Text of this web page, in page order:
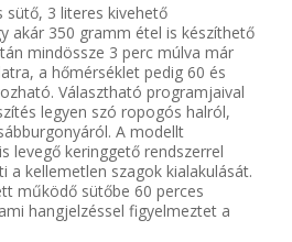
sütő, 3 literes kivehető
akár 350 gramm étel is készíthető
mindössze 3 perc múlva már
a hőmérséklet pedig 60 és
Választható programjaival
legyen szó ropogós halról,
A modellt
levegő keringgető rendszerrel
a kellemetlen szagok kialakulását.
működő sütőbe 60 perces
hangjelzéssel figyelmeztet a